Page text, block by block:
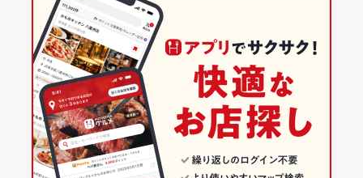
池袋駅 × 洋・和洋・各国料理・その他
東京 × ダイニングバー・バル
東京 × 洋・和洋・各国料理・その他
アヒージョ 生ハム
東京のダイニングバー・バルランキング
池袋のグルメランキング
池袋のダイニングバー・バルランキング
池袋東口のグルメランキング
池袋東口のダイニングバー・バルランキング